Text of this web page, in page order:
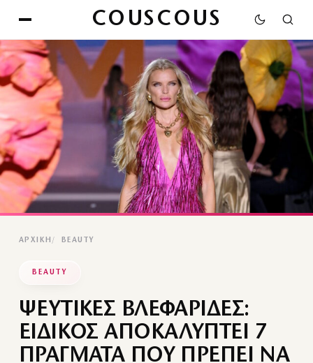
COUSCOUS
ΑΡΧΙΚΉ BEAUTY
BEAUTY
ΨΕΥΤΙΚΕΣ ΒΛΕΦΑΡΙΔΕΣ:
ΕΙΔΙΚΟΣ ΑΠΟΚΑΛΥΠΤΕΙ 7
ΠΡΑΓΜΑΤΑ ΠΟΥ ΠΡΕΠΕΙ ΝΑ